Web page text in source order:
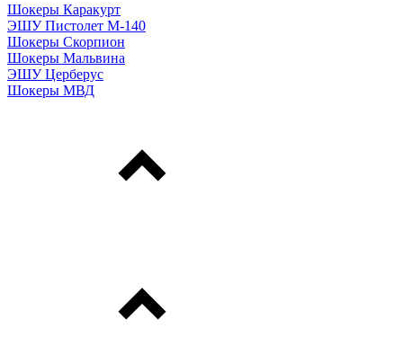
Шокеры Каракурт
ЭШУ Пистолет М-140
Шокеры Скорпион
Шокеры Мальвина
ЭШУ Церберус
Шокеры МВД